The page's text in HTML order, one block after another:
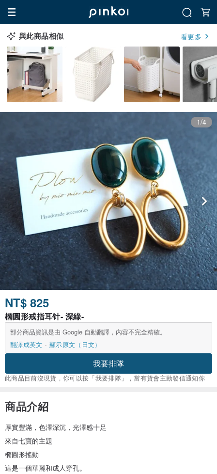
與此商品相似 看更多
1/4
NT$ 825
橢圓形戒指耳针- 深綠-
部分商品資訊是由 Google 自動翻譯，內容不完全精確。
翻譯成英文
顯示原文（日文）
我要排隊
此商品目前沒現貨，你可以按「我要排隊」，當有貨會主動發信通知你
商品介紹
厚實豐滿，色澤深沉，光澤感十足
來自七寶的主題
橢圓形搖動
這是一個華麗和成人穿孔。